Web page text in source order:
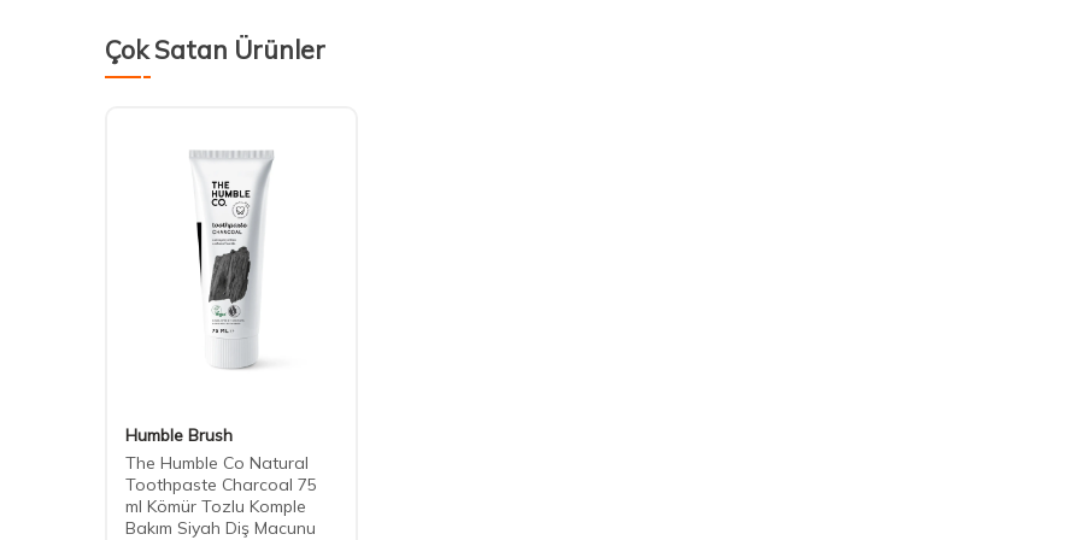
Çok Satan Ürünler
Humble Brush
The Humble Co Natural
Toothpaste Charcoal 75
ml Kömür Tozlu Komple
Bakım Siyah Diş Macunu